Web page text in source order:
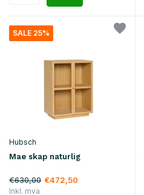
SALE 25%
Hubsch
Mae skap naturlig
€630,00 €472,50
Inkl. mva